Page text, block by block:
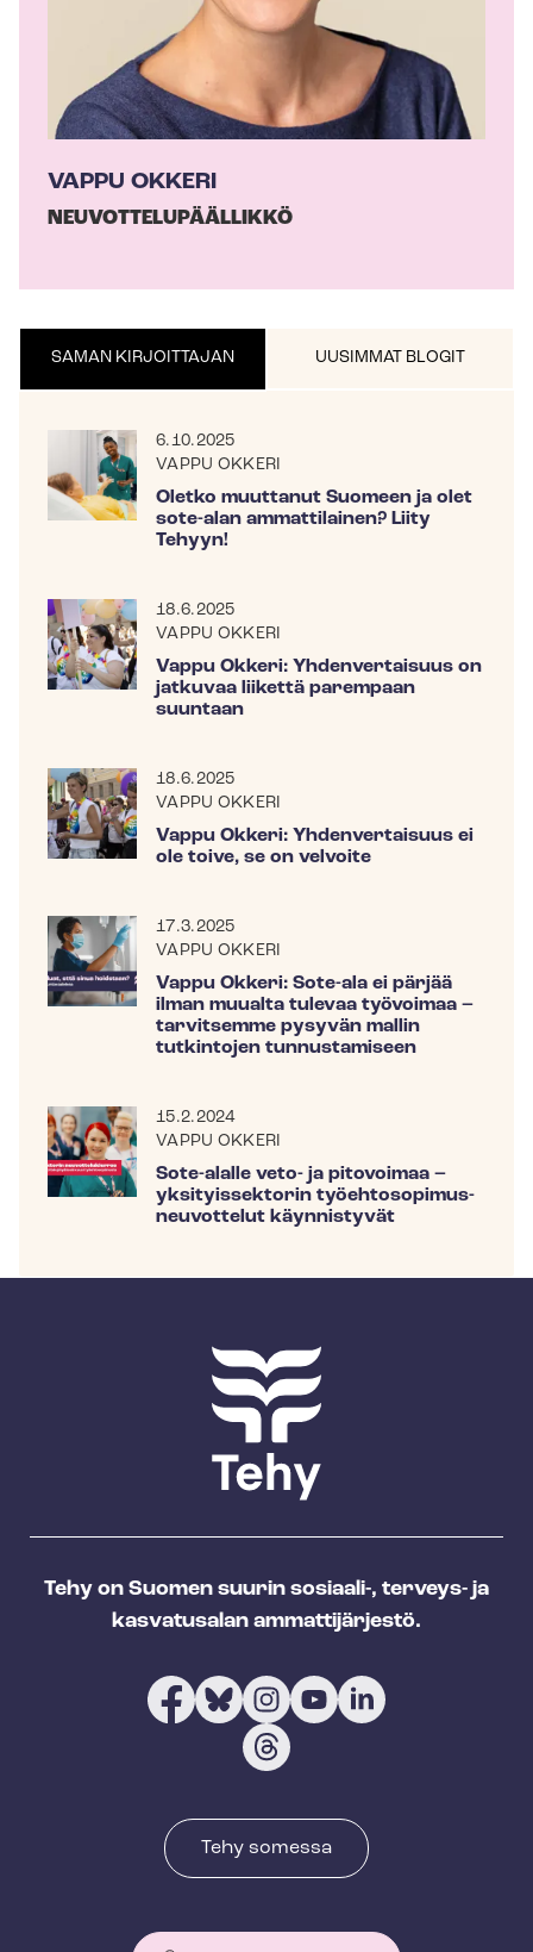
VAPPU OKKERI
NEU­VOT­TE­LU­PÄÄL­LIK­KÖ
SAMAN KIRJOITTAJAN UUSIMMAT BLOGIT
6.10.2025
VAPPU OKKERI
Oletko muuttanut Suomeen ja olet
sote-alan ammattilainen? Liity
Tehyyn!
18.6.2025
VAPPU OKKERI
Vappu Okkeri: Yhdenvertaisuus on
jatkuvaa liikettä parempaan
suuntaan
18.6.2025
VAPPU OKKERI
Vappu Okkeri: Yhdenvertaisuus ei
ole toive, se on velvoite
17.3.2025
VAPPU OKKERI
Vappu Okkeri: Sote-ala ei pärjää
ilman muualta tulevaa työvoimaa –
tarvitsemme pysyvän mallin
tutkintojen tunnustamiseen
15.2.2024
VAPPU OKKERI
Sote-alalle veto- ja pitovoimaa –
yksityissektorin työ­eh­to­so­pi­mus­
neu­vot­te­lut käynnistyvät
Tehy on Suomen suurin sosiaali-, terveys- ja
kasvatusalan ammattijärjestö.
Tehy somessa